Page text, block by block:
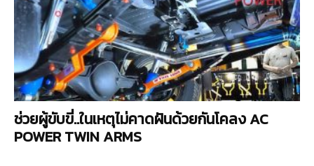
ช่วยผู้ขับขี่..ในเหตุไม่คาดฝันด้วยกันโคลง AC
POWER TWIN ARMS